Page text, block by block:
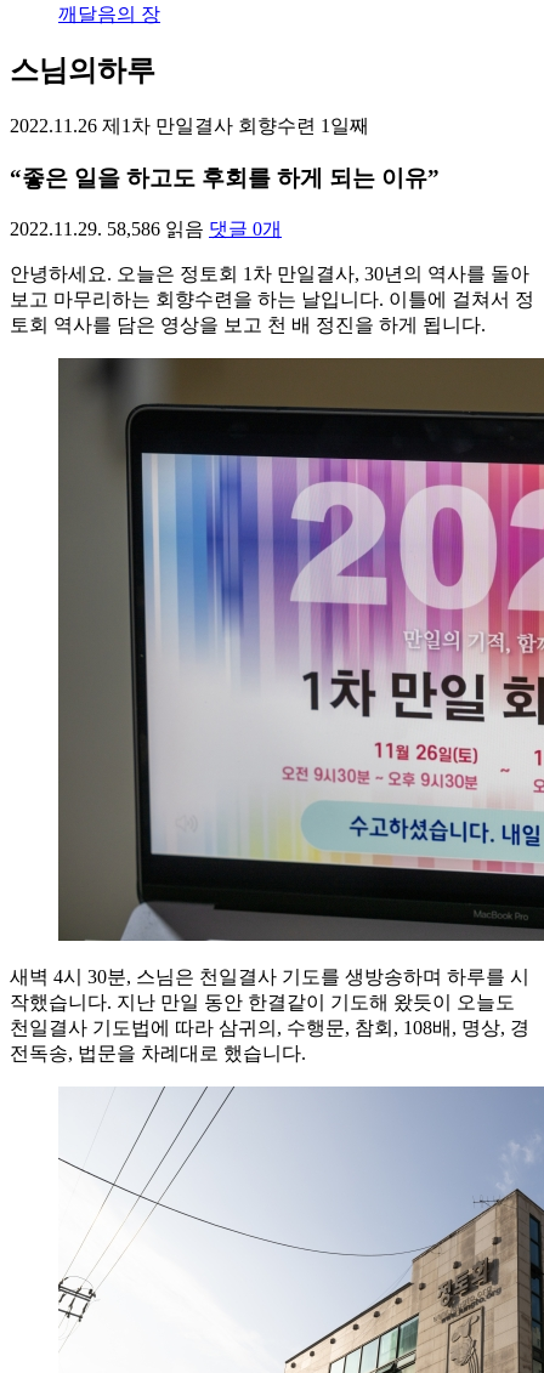
깨달음의 장
스님의하루
2022.11.26 제1차 만일결사 회향수련 1일째
“좋은 일을 하고도 후회를 하게 되는 이유”
2022.11.29. 58,586 읽음 댓글 0개
안녕하세요. 오늘은 정토회 1차 만일결사, 30년의 역사를 돌아
보고 마무리하는 회향수련을 하는 날입니다. 이틀에 걸쳐서 정
토회 역사를 담은 영상을 보고 천 배 정진을 하게 됩니다.
새벽 4시 30분, 스님은 천일결사 기도를 생방송하며 하루를 시
작했습니다. 지난 만일 동안 한결같이 기도해 왔듯이 오늘도
천일결사 기도법에 따라 삼귀의, 수행문, 참회, 108배, 명상, 경
전독송, 법문을 차례대로 했습니다.